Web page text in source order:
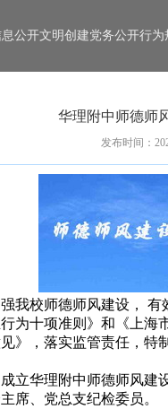
公开文明创建党务公开行为
华理附中师德师
发布时间：
我校师德师风建设，
为十项准则》和《上海
》，落实监管责任，特
立华理附中师德师风建
席、党总支纪检委员。